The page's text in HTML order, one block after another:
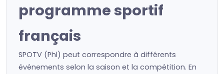
programme sportif
français
SPOTV (Phl) peut correspondre à différents
événements selon la saison et la compétition. En